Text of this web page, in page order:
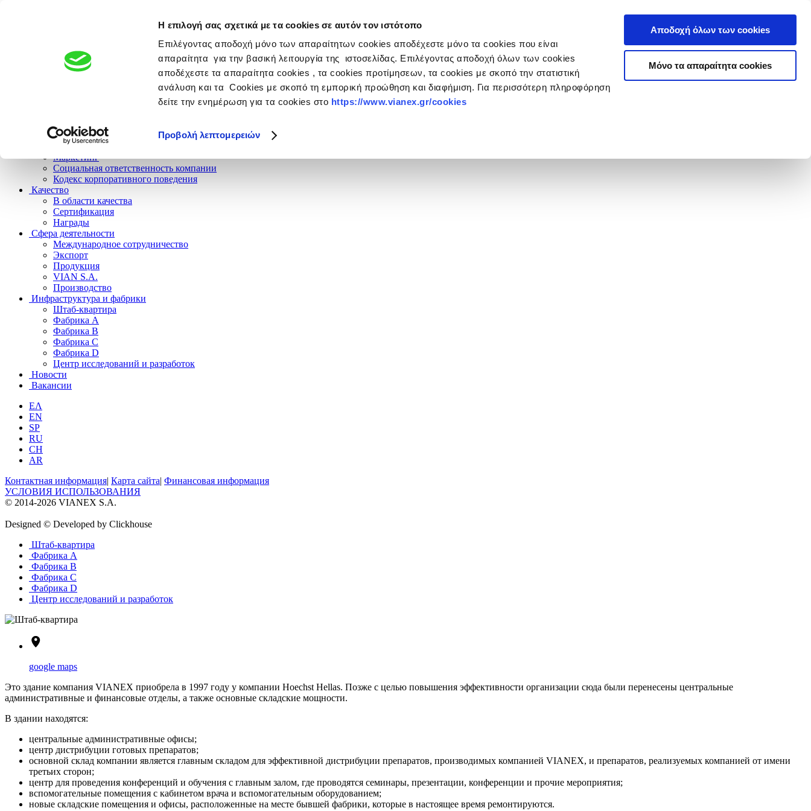
Η επιλογή σας σχετικά με τα cookies σε αυτόν τον ιστότοπο
Επιλέγοντας αποδοχή μόνο των απαραίτητων cookies αποδέχεστε μόνο τα cookies που είναι
απαραίτητα για την βασική λειτουργία της ιστοσελίδας. Επιλέγοντας αποδοχή όλων των cookies
αποδέχεστε τα απαραίτητα cookies , τα cookies προτίμησεων, τα cookies με σκοπό την στατιστική
ανάλυση και τα Cookies με σκοπό τη εμπορική προώθηση και διαφήμιση. Για περισσότερη πληροφόρηση
δείτε την ενημέρωση για τα cookies στο https://www.vianex.gr/cookies
Προβολή λεπτομερειών
Αποδοχή όλων των cookies
Μόνο τα απαραίτητα cookies
Член группы компаний Giannakopoulos Group
Культура компании
Исследования
Человеческие ресурсы
Маркетинг
Социальная ответственность компании
Кодекс корпоративного поведения
Качество
В области качества
Сертификация
Награды
Сфера деятельности
Международное сотрудничество
Экспорт
Продукция
VIAN S.A.
Производство
Инфраструктура и фабрики
Штаб-квартира
Фабрика А
Фабрика B
Фабрика С
Фабрика D
Центр исследований и разработок
Новости
Вакансии
ΕΛ
EN
SP
RU
CH
AR
Контактная информация| Карта сайта| Финансовая информация
УСЛОВИЯ ИСПОЛЬЗОВАНИЯ
© 2014-2026 VIANEX S.A.
Designed © Developed by Clickhouse
Штаб-квартира
Фабрика А
Фабрика B
Фабрика С
Фабрика D
Центр исследований и разработок
google maps
Это здание компания VIANEX приобрела в 1997 году у компании Hoechst Hellas. Позже с целью повышения эффективности организации сюда были перенесены центральные
административные и финансовые отделы, а также основные складские мощности.
В здании находятся:
центральные административные офисы;
центр дистрибуции готовых препаратов;
основной склад компании является главным складом для эффективной дистрибуции препаратов, производимых компанией VIANEX, и препаратов, реализуемых компанией от имени
третьих сторон;
центр для проведения конференций и обучения с главным залом, где проводятся семинары, презентации, конференции и прочие мероприятия;
вспомогательные помещения с кабинетом врача и вспомогательным оборудованием;
новые складские помещения и офисы, расположенные на месте бывшей фабрики, которые в настоящее время ремонтируются.